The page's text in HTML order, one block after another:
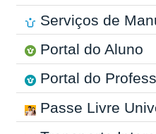
Serviços de
Portal do Aluno
Portal do
Passe Livre